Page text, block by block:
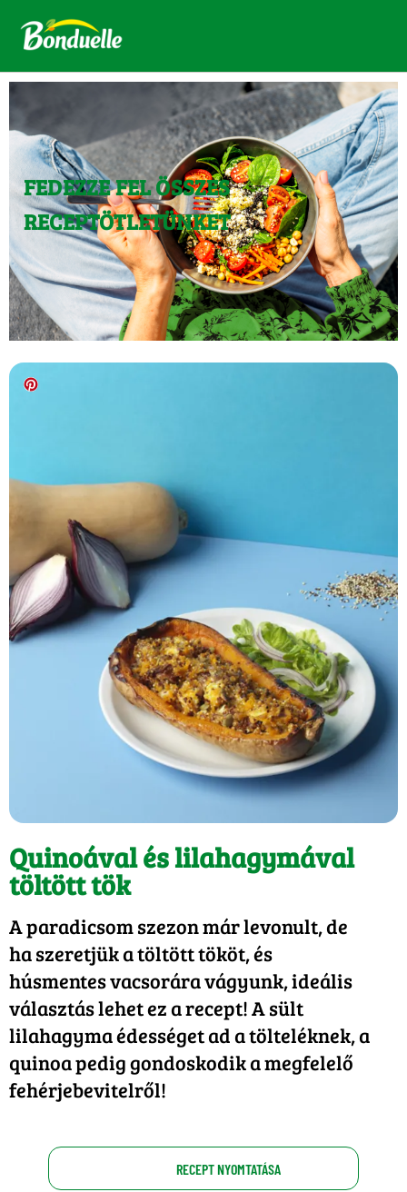
FEDEZZE FEL ÖSSZES
RECEPTÖTLETÜNKET
Quinoával és lilahagymával
töltött tök
A paradicsom szezon már levonult, de
ha szeretjük a töltött tököt, és
húsmentes vacsorára vágyunk, ideális
választás lehet ez a recept! A sült
lilahagyma édességet ad a tölteléknek, a
quinoa pedig gondoskodik a megfelelő
fehérjebevitelről!
RECEPT NYOMTATÁSA